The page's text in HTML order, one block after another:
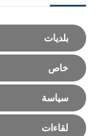
بلديات
خاص
سياسة
لقاءات